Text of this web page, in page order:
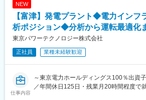
15~20名程度の社員が所属しております
く、落ち着いた社風です。
■教育体制／資格取得支援について：
基本的には現場にてOJT制度での教育と
・定期的な技術研修や独自の技術認定制
・受験料のみならず、資格取得のための
NEW
【富津】発電プラント◆電力インフ
析ポジション◆分析から運転最適化
東京パワーテクノロジー株式会社
正社員 業種未経験歓迎
仕事内容
～東京電力ホールディングス100％出資
／年間休日125日・残業月20時間程度で